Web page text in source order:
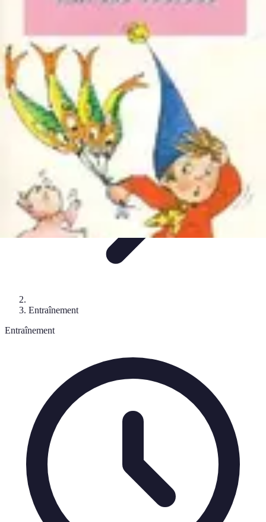
Analyse de PerformanceOptimisation des
Conseils Entraînement
Courses Rapides
Entraînement
Entraînement